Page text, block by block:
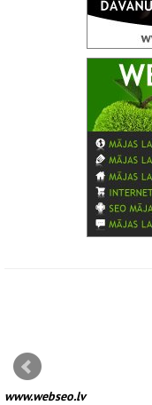
www.webseo.lv